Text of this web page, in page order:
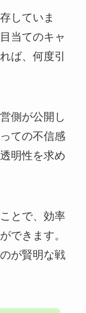
していま
当てのキャ
ば、何度引
側が公開し
ての不信感
明性を求め
とで、効率
できます。
が賢明な戦